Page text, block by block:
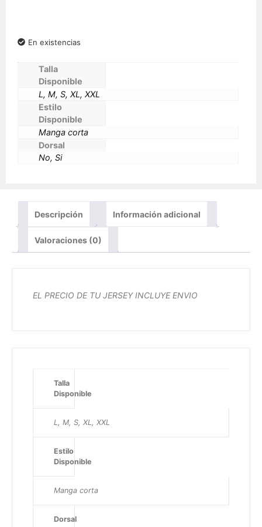
En existencias
Talla
Disponible
L, M, S, XL, XXL
Estilo
Disponible
Manga corta
Dorsal
No, Si
Descripción Información adicional
Valoraciones (0)
EL PRECIO DE TU JERSEY INCLUYE ENVIO
Talla
Disponible
L, M, S, XL, XXL
Estilo
Disponible
Manga corta
Dorsal